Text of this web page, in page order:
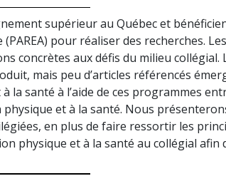
supérieur au Québec et
(PAREA) pour réaliser des recherches.
concrètes aux défis du milieu
mais peu d’articles référencés
la santé à l’aide de ces programmes
et à la santé. Nous
en plus de faire ressortir les
physique et à la santé au collégial